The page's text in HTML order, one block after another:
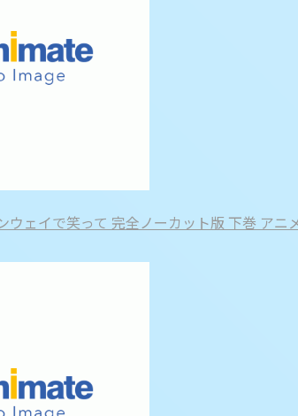
ウェイで笑って 完全ノーカット版 下巻 アニ